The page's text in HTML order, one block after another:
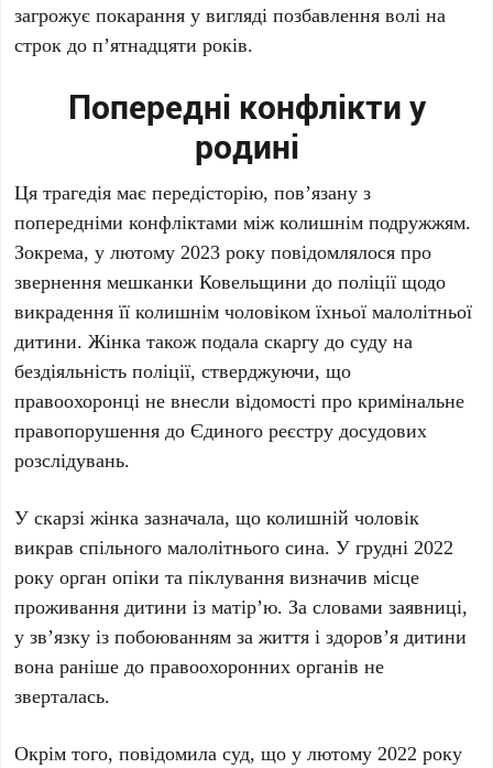
загрожує покарання у вигляді позбавлення волі на
строк до п’ятнадцяти років.
Попередні конфлікти у
родині
Ця трагедія має передісторію, пов’язану з
попередніми конфліктами між колишнім подружжям.
Зокрема, у лютому 2023 року повідомлялося про
звернення мешканки Ковельщини до поліції щодо
викрадення її колишнім чоловіком їхньої малолітньої
дитини. Жінка також подала скаргу до суду на
бездіяльність поліції, стверджуючи, що
правоохоронці не внесли відомості про кримінальне
правопорушення до Єдиного реєстру досудових
розслідувань.
У скарзі жінка зазначала, що колишній чоловік
викрав спільного малолітнього сина. У грудні 2022
року орган опіки та піклування визначив місце
проживання дитини із матір’ю. За словами заявниці,
у зв’язку із побоюванням за життя і здоров’я дитини
вона раніше до правоохоронних органів не
зверталась.
Окрім того, повідомила суд, що у лютому 2022 року